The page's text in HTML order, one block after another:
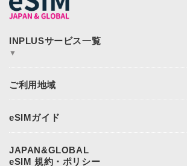
▼
365plusWi-Fi
アメリカ
日本eSIM
中東・アフリカ地域
eSIM対応端末一覧
データ使用量の目安
JAPAN&GLOBAL